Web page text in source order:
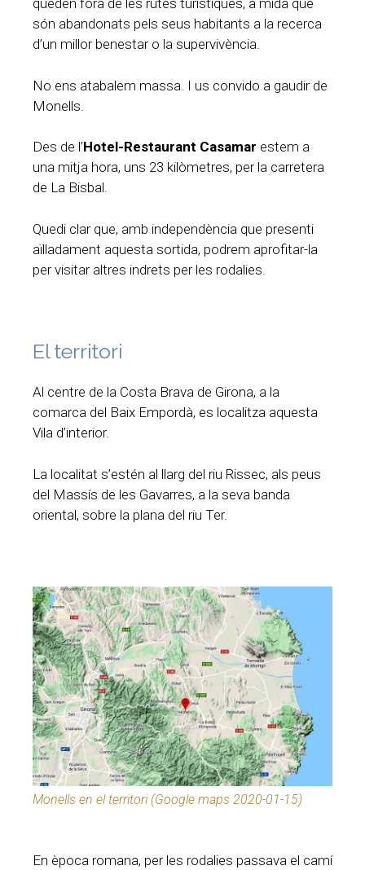
queden fora de les rutes turístiques, a mida que
són abandonats pels seus habitants a la recerca
d’un millor benestar o la supervivència.
No ens atabalem massa. I us convido a gaudir de
Monells.
Des de l’Hotel-Restaurant Casamar estem a
una mitja hora, uns 23 kilòmetres, per la carretera
de La Bisbal.
Quedi clar que, amb independència que presenti
aïlladament aquesta sortida, podrem aprofitar-la
per visitar altres indrets per les rodalies.
El territori
Al centre de la Costa Brava de Girona, a la
comarca del Baix Empordà, es localitza aquesta
Vila d’interior.
La localitat s’estén al llarg del riu Rissec, als peus
del Massís de les Gavarres, a la seva banda
oriental, sobre la plana del riu Ter.
Monells en el territori (Google maps 2020-01-15)
En època romana, per les rodalies passava el camí